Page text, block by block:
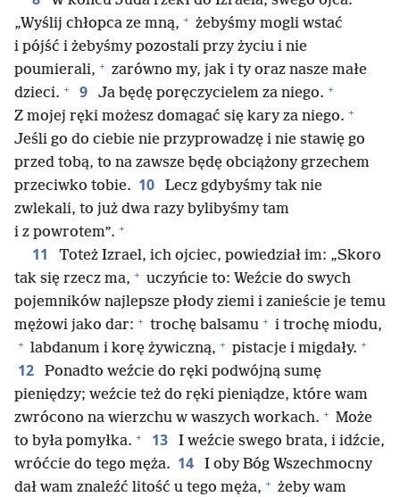
„Wyślij chłopca ze mną, + żebyśmy mogli wstać
i pójść i żebyśmy pozostali przy życiu i nie
poumierali, + zarówno my, jak i ty oraz nasze małe
dzieci. + 9 Ja będę poręczycielem za niego. +
Z mojej ręki możesz domagać się kary za niego. +
Jeśli go do ciebie nie przyprowadzę i nie stawię go
przed tobą, to na zawsze będę obciążony grzechem
przeciwko tobie. 10
Lecz gdybyśmy tak nie
zwlekali, to już dwa razy bylibyśmy tam
i z powrotem”. +
11
Toteż Izrael, ich ojciec, powiedział im: „Skoro
tak się rzecz ma, + uczyńcie to: Weźcie do swych
pojemników najlepsze płody ziemi i zanieście je temu
mężowi jako dar: + trochę balsamu + i trochę miodu,
+ labdanum i korę żywiczną, + pistacje i migdały. +
12
Ponadto weźcie do ręki podwójną sumę
pieniędzy; weźcie też do ręki pieniądze, które wam
zwrócono na wierzchu w waszych workach. + Może
to była pomyłka. + 13
I weźcie swego brata, i idźcie,
wróćcie do tego męża. 14
I oby Bóg Wszechmocny
dał wam znaleźć litość u tego męża, + żeby wam